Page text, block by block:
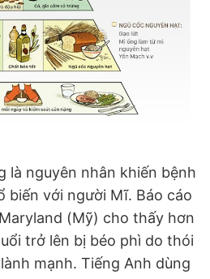
là nguyên nhân khiến bệnh
biến với người Mĩ. Báo cáo
(Mỹ) cho thấy hơn
trở lên bị béo phì do thói
mạnh. Tiếng Anh dùng